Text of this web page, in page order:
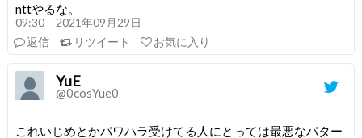
nttやるな。
09:30 – 2021年09月29日
返信
リツイート お気に入り
YuE
@0cosYue0
これいじめとかパワハラ受けてる人にとっては最悪なパター